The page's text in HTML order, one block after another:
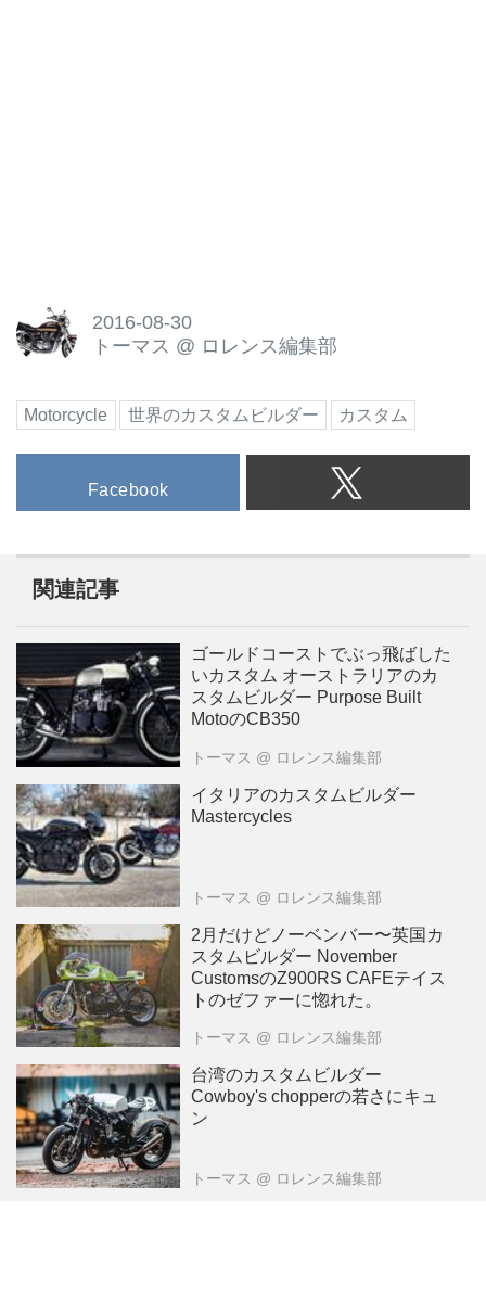
2016-08-30
トーマス @ ロレンス編集部
Motorcycle 世界のカスタムビルダー カスタム
Facebook
関連記事
ゴールドコーストでぶっ飛ばした
いカスタム オーストラリアのカ
スタムビルダー Purpose Built
MotoのCB350
トーマス @ ロレンス編集部
イタリアのカスタムビルダー
Mastercycles
トーマス @ ロレンス編集部
2月だけどノーベンバー〜英国カ
スタムビルダー November
CustomsのZ900RS CAFEテイス
トのゼファーに惚れた。
トーマス @ ロレンス編集部
台湾のカスタムビルダー
Cowboy's chopperの若さにキュ
ン
トーマス @ ロレンス編集部